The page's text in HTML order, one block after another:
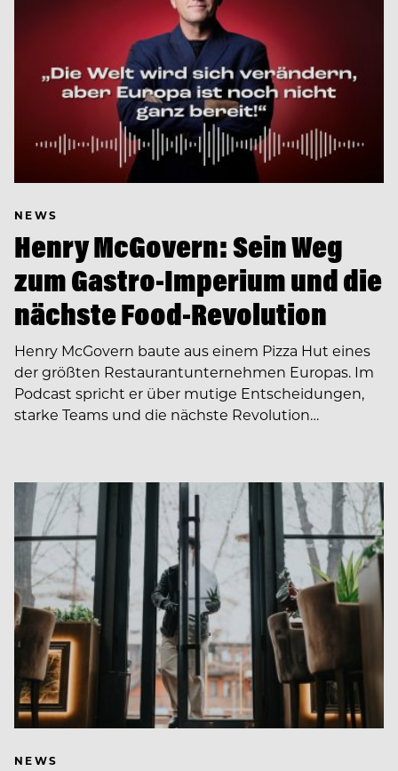
NEWS
Henry McGovern: Sein Weg
zum Gastro-Imperium und die
nächste Food-Revolution
Henry McGovern baute aus einem Pizza Hut eines
der größten Restaurantunternehmen Europas. Im
Podcast spricht er über mutige Entscheidungen,
starke Teams und die nächste Revolution…
NEWS